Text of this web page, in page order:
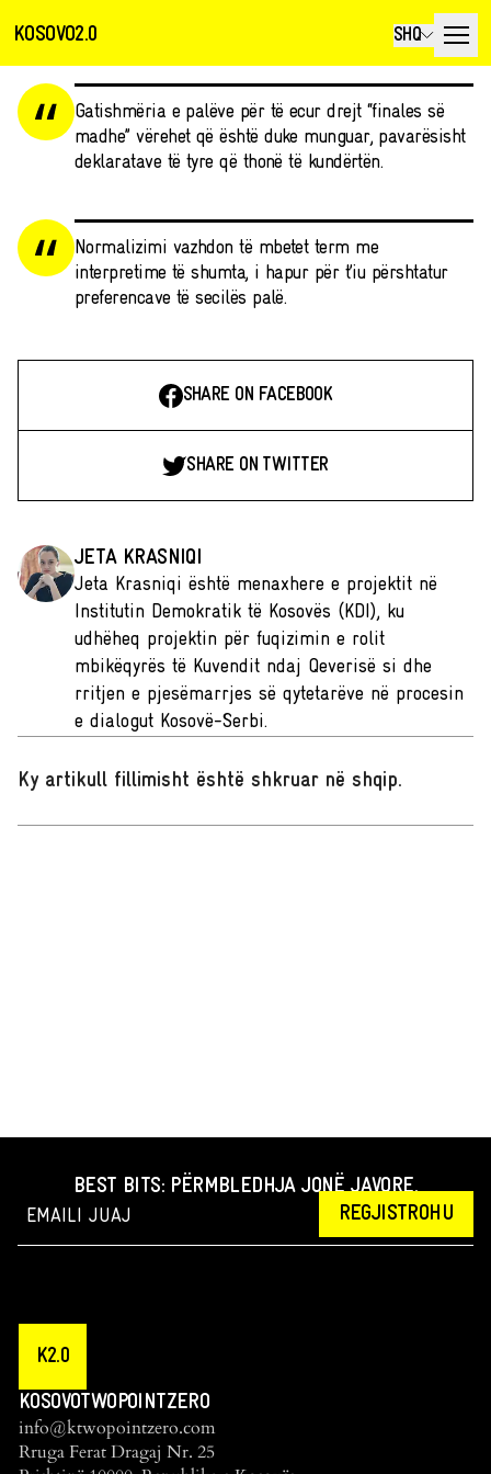
KOSOVO2.0 SHQ
Gatishmëria e palëve për të ecur drejt “finales së
madhe” vërehet që është duke munguar, pavarësisht
deklaratave të tyre që thonë të kundërtën.
Normalizimi vazhdon të mbetet term me
interpretime të shumta, i hapur për t’iu përshtatur
preferencave të secilës palë.
SHARE ON FACEBOOK
SHARE ON TWITTER
JETA KRASNIQI
Jeta Krasniqi është menaxhere e projektit në
Institutin Demokratik të Kosovës (KDI), ku
udhëheq projektin për fuqizimin e rolit
mbikëqyrës të Kuvendit ndaj Qeverisë si dhe
rritjen e pjesëmarrjes së qytetarëve në procesin
e dialogut Kosovë-Serbi.
Ky artikull fillimisht është shkruar në shqip.
BEST BITS: PËRMBLEDHJA JONË JAVORE.
REGJISTROHU
K2.0
KOSOVOTWOPOINTZERO
info@ktwopointzero.com
Rruga Ferat Dragaj Nr. 25